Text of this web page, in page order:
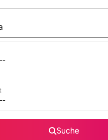
verfügbar sind,
Suche